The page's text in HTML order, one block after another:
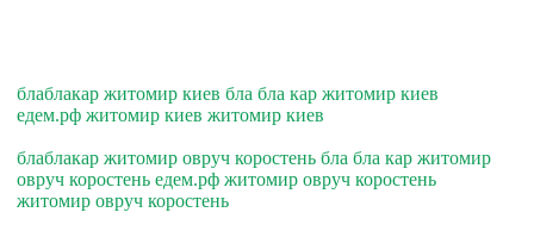
блаблакар житомир киев бла бла кар житомир киев
едем.рф житомир киев житомир киев
блаблакар житомир овруч коростень бла бла кар житомир
овруч коростень едем.рф житомир овруч коростень
житомир овруч коростень